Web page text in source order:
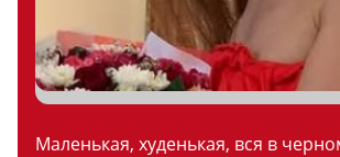
Маленькая, худенькая, вся в